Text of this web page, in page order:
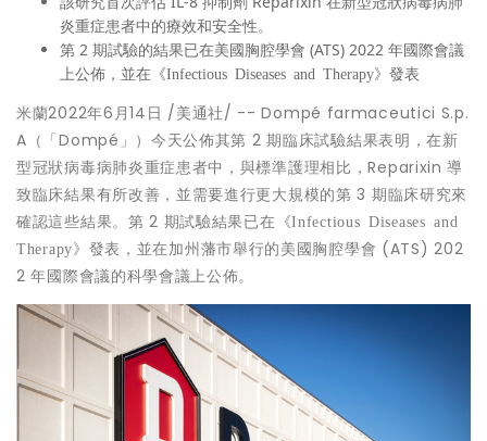
炎重症患者中的療效和安全性。
第 2 期試驗的結果已在美國胸腔學會 (ATS) 2022 年國際會議
上公佈，並在《Infectious Diseases and Therapy》發表
米蘭2022年6月14日 /美通社/ -- Dompé farmaceutici S.p.
A（「Dompé」）今天公佈其第 2 期臨床試驗結果表明，在新
型冠狀病毒病肺炎重症患者中，與標準護理相比，Reparixin 導
致臨床結果有所改善，並需要進行更大規模的第 3 期臨床研究來
確認這些結果。第 2 期試驗結果已在《Infectious Diseases and
Therapy》發表，並在加州藩市舉行的美國胸腔學會 (ATS) 202
2 年國際會議的科學會議上公佈。